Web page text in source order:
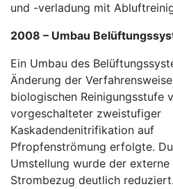
und -verladung mit
2008 – Umbau
Ein Umbau des
Änderung der
biologischen Reinigungsstufe
vorgeschalteter zweistufiger
Kaskadendenitrifikation auf
Pfropfenströmung erfolgte.
Umstellung wurde der externe
Strombezug deutlich